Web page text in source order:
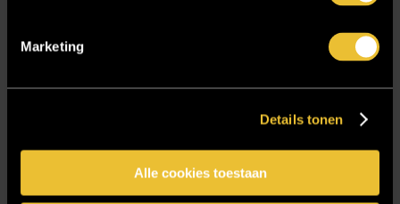
Marketing
Details tonen
Alle cookies toestaan
Zakelijk